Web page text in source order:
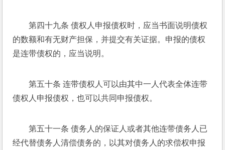
第四十九条 债权人申报债权时，应当书面说明债权
的数额和有无财产担保，并提交有关证据。申报的债权
是连带债权的，应当说明。
第五十条 连带债权人可以由其中一人代表全体连带
债权人申报债权，也可以共同申报债权。
第五十一条 债务人的保证人或者其他连带债务人已
经代替债务人清偿债务的，以其对债务人的求偿权申报